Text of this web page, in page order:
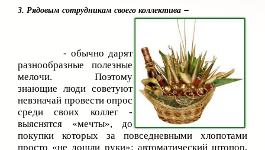
3. Рядовым сотрудникам своего коллектива –
- обычно дарят
разнообразные полезные
мелочи. Поэтому
знающие люди советуют
невзначай провести опрос
среди своих коллег -
выяснятся «мечты», до
покупки которых за повседневными хлопотами
просто «не дошли руки»: автоматический штопор,